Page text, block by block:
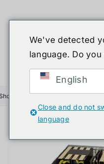
Show 12 Products
We've detected
language. Do
English
Close and do not
language